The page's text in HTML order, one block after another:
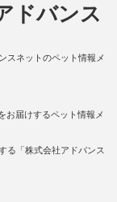
ドバンス
スネットのペット情報メ
お届けするペット情報メ
る「株式会社アドバンス